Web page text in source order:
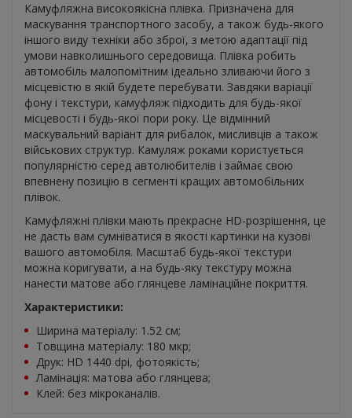
Камуфляжна високоякісна плівка. Призначена для
маскування транспортного засобу, а також будь-якого
іншого виду техніки або зброї, з метою адаптації під
умови навколишнього середовища. Плівка робить
автомобіль малопомітним ідеально зливаючи його з
місцевістю в якій будете перебувати. Завдяки варіації
фону і текстури, камуфляж підходить для будь-якої
місцевості і будь-якої пори року. Це відмінний
маскувальний варіант для рибалок, мисливців а також
військових структур. Камуляж роками користується
популярністю серед автолюбителів і займає свою
впевнену позицію в сегменті кращих автомобільних
плівок.
Камуфляжні плівки мають прекрасне HD-розрішення, це
не дасть вам сумніватися в якості картинки на кузові
вашого автомобіля. Масштаб будь-якої текстури
можна коригувати, а на будь-яку текстуру можна
нанести матове або глянцеве ламінаційне покриття.
Характеристики:
Ширина матеріалу: 1.52 см;
Товщина матеріалу: 180 мкр;
Друк: HD 1440 dpi, фотоякість;
Ламінація: матова або глянцева;
Клей: без мікроканалів.